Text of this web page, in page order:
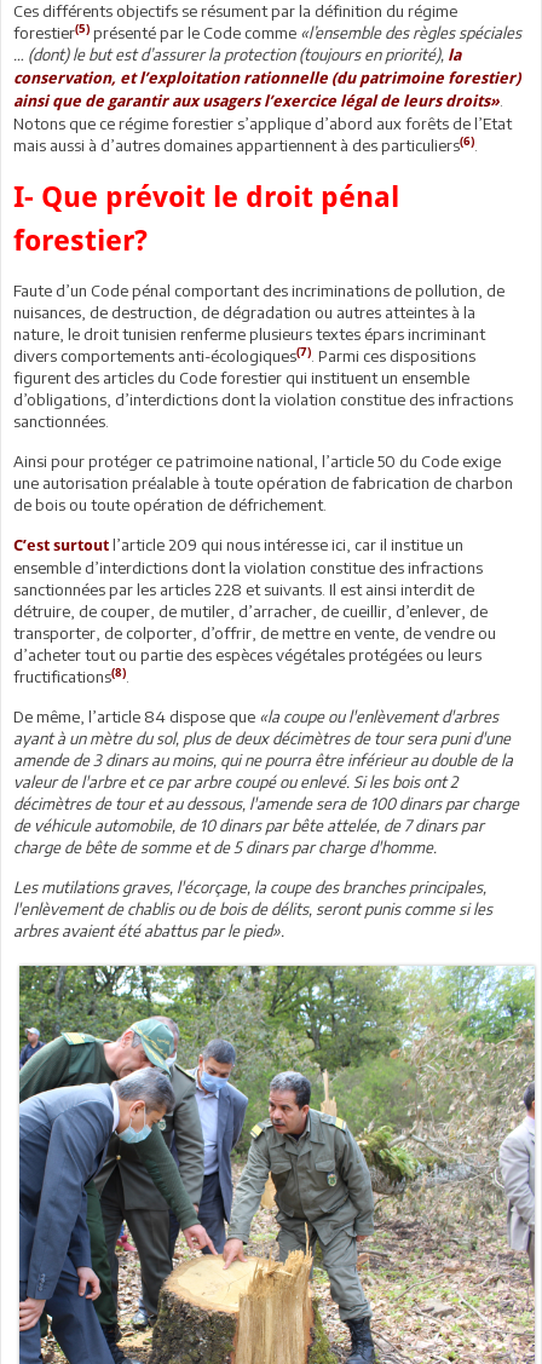
Ces différents objectifs se résument par la définition du régime
forestier(5) présenté par le Code comme «l’ensemble des règles spéciales
… (dont) le but est d’assurer la protection (toujours en priorité), la
conservation, et l’exploitation rationnelle (du patrimoine forestier)
ainsi que de garantir aux usagers l’exercice légal de leurs droits».
Notons que ce régime forestier s’applique d’abord aux forêts de l’Etat
mais aussi à d’autres domaines appartiennent à des particuliers(6).
I- Que prévoit le droit pénal
forestier?
Faute d’un Code pénal comportant des incriminations de pollution, de
nuisances, de destruction, de dégradation ou autres atteintes à la
nature, le droit tunisien renferme plusieurs textes épars incriminant
divers comportements anti-écologiques(7). Parmi ces dispositions
figurent des articles du Code forestier qui instituent un ensemble
d’obligations, d’interdictions dont la violation constitue des infractions
sanctionnées.
Ainsi pour protéger ce patrimoine national, l’article 50 du Code exige
une autorisation préalable à toute opération de fabrication de charbon
de bois ou toute opération de défrichement.
C’est surtout l’article 209 qui nous intéresse ici, car il institue un
ensemble d’interdictions dont la violation constitue des infractions
sanctionnées par les articles 228 et suivants. Il est ainsi interdit de
détruire, de couper, de mutiler, d’arracher, de cueillir, d’enlever, de
transporter, de colporter, d’offrir, de mettre en vente, de vendre ou
d’acheter tout ou partie des espèces végétales protégées ou leurs
fructifications(8).
De même, l’article 84 dispose que «la coupe ou l'enlèvement d'arbres
ayant à un mètre du sol, plus de deux décimètres de tour sera puni d'une
amende de 3 dinars au moins, qui ne pourra être inférieur au double de la
valeur de l'arbre et ce par arbre coupé ou enlevé. Si les bois ont 2
décimètres de tour et au dessous, l'amende sera de 100 dinars par charge
de véhicule automobile, de 10 dinars par bête attelée, de 7 dinars par
charge de bête de somme et de 5 dinars par charge d'homme.
Les mutilations graves, l'écorçage, la coupe des branches principales,
l'enlèvement de chablis ou de bois de délits, seront punis comme si les
arbres avaient été abattus par le pied».